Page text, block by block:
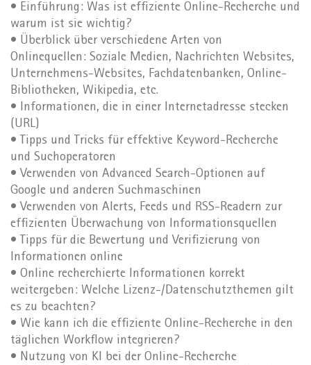
• Einführung: Was ist effiziente Online-Recherche und
warum ist sie wichtig?
• Überblick über verschiedene Arten von
Onlinequellen: Soziale Medien, Nachrichten Websites,
Unternehmens-Websites, Fachdatenbanken, Online-
Bibliotheken, Wikipedia, etc.
• Informationen, die in einer Internetadresse stecken
(URL)
• Tipps und Tricks für effektive Keyword-Recherche
und Suchoperatoren
• Verwenden von Advanced Search-Optionen auf
Google und anderen Suchmaschinen
• Verwenden von Alerts, Feeds und RSS-Readern zur
effizienten Überwachung von Informationsquellen
• Tipps für die Bewertung und Verifizierung von
Informationen online
• Online recherchierte Informationen korrekt
weitergeben: Welche Lizenz-/Datenschutzthemen gilt
es zu beachten?
• Wie kann ich die effiziente Online-Recherche in den
täglichen Workflow integrieren?
• Nutzung von KI bei der Online-Recherche